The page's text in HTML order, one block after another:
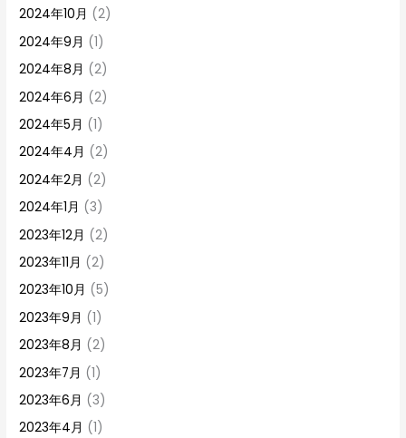
2024年10月 (2)
2024年9月 (1)
2024年8月 (2)
2024年6月 (2)
2024年5月 (1)
2024年4月 (2)
2024年2月 (2)
2024年1月 (3)
2023年12月 (2)
2023年11月 (2)
2023年10月 (5)
2023年9月 (1)
2023年8月 (2)
2023年7月 (1)
2023年6月 (3)
2023年4月 (1)